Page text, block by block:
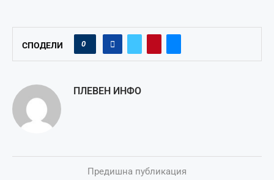
СПОДЕЛИ 0
ПЛЕВЕН ИНФО
Предишна публикация